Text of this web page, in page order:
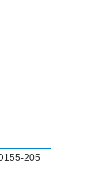
205